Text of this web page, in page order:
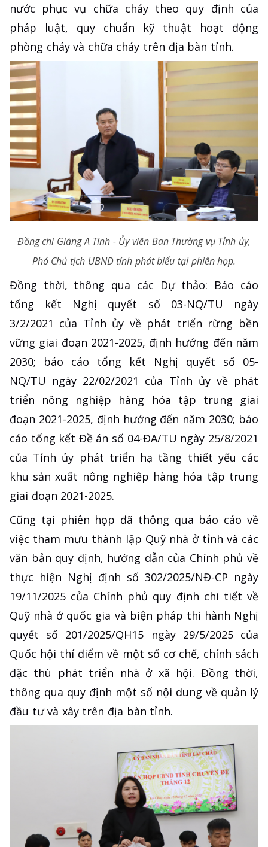
nước phục vụ chữa cháy theo quy định của
pháp luật, quy chuẩn kỹ thuật hoạt động
phòng cháy và chữa cháy trên địa bàn tỉnh.
Đồng chí Giàng A Tính - Ủy viên Ban Thường vụ Tỉnh ủy,
Phó Chủ tịch UBND tỉnh phát biểu tại phiên họp.
Đồng thời, thông qua các Dự thảo: Báo cáo
tổng kết Nghị quyết số 03-NQ/TU ngày
3/2/2021 của Tỉnh ủy về phát triển rừng bền
vững giai đoạn 2021-2025, định hướng đến năm
2030; báo cáo tổng kết Nghị quyết số 05-
NQ/TU ngày 22/02/2021 của Tỉnh ủy về phát
triển nông nghiệp hàng hóa tập trung giai
đoạn 2021-2025, định hướng đến năm 2030; báo
cáo tổng kết Đề án số 04-ĐA/TU ngày 25/8/2021
của Tỉnh ủy phát triển hạ tầng thiết yếu các
khu sản xuất nông nghiệp hàng hóa tập trung
giai đoạn 2021-2025.
Cũng tại phiên họp đã thông qua báo cáo về
việc tham mưu thành lập Quỹ nhà ở tỉnh và các
văn bản quy định, hướng dẫn của Chính phủ về
thực hiện Nghị định số 302/2025/NĐ-CP ngày
19/11/2025 của Chính phủ quy định chi tiết về
Quỹ nhà ở quốc gia và biện pháp thi hành Nghị
quyết số 201/2025/QH15 ngày 29/5/2025 của
Quốc hội thí điểm về một số cơ chế, chính sách
đặc thù phát triển nhà ở xã hội. Đồng thời,
thông qua quy định một số nội dung về quản lý
đầu tư và xây trên địa bàn tỉnh.